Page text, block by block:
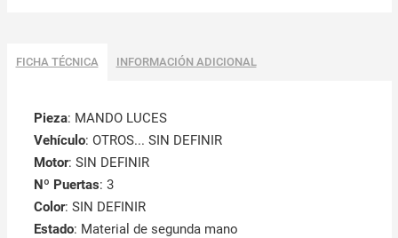
FICHA TÉCNICA INFORMACIÓN ADICIONAL
Pieza: MANDO LUCES
Vehículo: OTROS... SIN DEFINIR
Motor: SIN DEFINIR
Nº Puertas: 3
Color: SIN DEFINIR
Estado: Material de segunda mano